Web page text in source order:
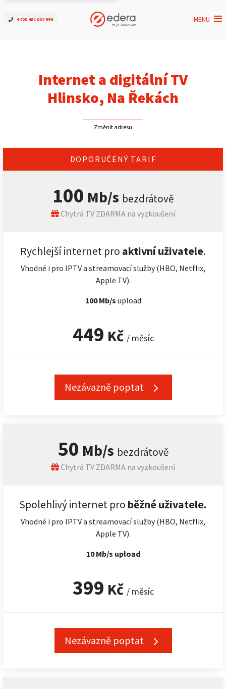
+420 461 002 999 MENU
Ověřit dostupnost
ČEZNET TV
Pro firmy
Internet a digitální TV
Hlinsko, Na Řekách
Změnit adresu
50 Mb/s bezdrátově
Chytrá TV ZDARMA na vyzkoušení
Spolehlivý internet pro běžné uživatele.
Vhodné i pro IPTV a streamovací služby (HBO, Netflix,
Apple TV).
10 Mb/s upload
399 Kč / měsíc
Nezávazně poptat
DOPORUČENÝ TARIF
100 Mb/s bezdrátově
Chytrá TV ZDARMA na vyzkoušení
Rychlejší internet pro aktivní uživatele.
Vhodné i pro IPTV a streamovací služby (HBO, Netflix,
Apple TV).
100 Mb/s upload
449 Kč / měsíc
Nezávazně poptat